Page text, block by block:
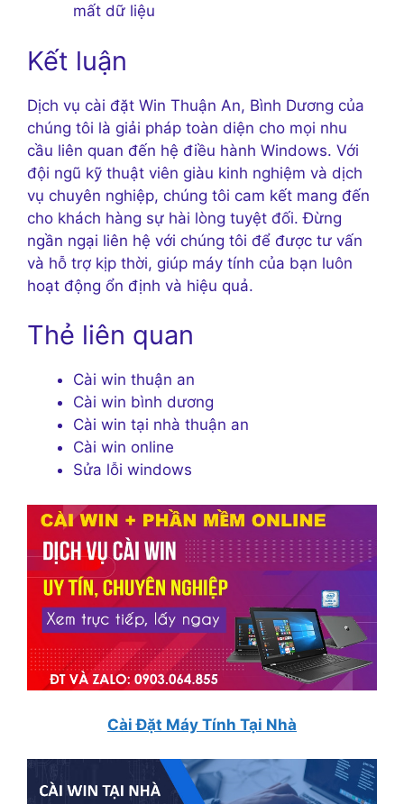
mất dữ liệu
Kết luận
Dịch vụ cài đặt Win Thuận An, Bình Dương của
chúng tôi là giải pháp toàn diện cho mọi nhu
cầu liên quan đến hệ điều hành Windows. Với
đội ngũ kỹ thuật viên giàu kinh nghiệm và dịch
vụ chuyên nghiệp, chúng tôi cam kết mang đến
cho khách hàng sự hài lòng tuyệt đối. Đừng
ngần ngại liên hệ với chúng tôi để được tư vấn
và hỗ trợ kịp thời, giúp máy tính của bạn luôn
hoạt động ổn định và hiệu quả.
Thẻ liên quan
Cài win thuận an
Cài win bình dương
Cài win tại nhà thuận an
Cài win online
Sửa lỗi windows
Cài Đặt Máy Tính Tại Nhà